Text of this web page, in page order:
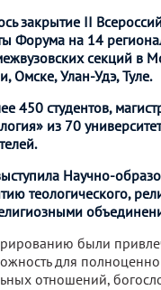
закрытие II
Форума на 14
секций в
Омске, Улан-Удэ, Туле.
450 студентов,
из 70
Научно-
теологического,
были
для
отношений,